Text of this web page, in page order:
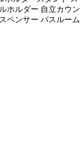
ホルダー 自立カウン
ペンサー バスルーム